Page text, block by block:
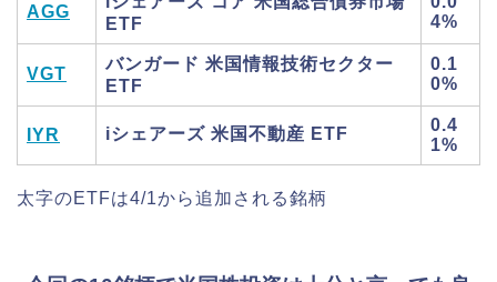
AGG
ETF
4%
VGT
バンガード 米国情報技術セクター
ETF
0.1
0%
IYR iシェアーズ 米国不動産 ETF
0.4
1%
太字のETFは4/1から追加される銘柄